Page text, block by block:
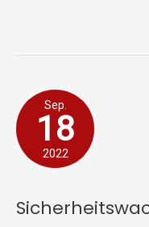
Sep.
18
2022
Sicherheitswache
Halbmarathon